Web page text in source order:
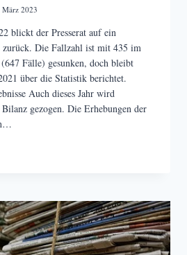
März 2023
blickt der Presserat auf ein
zurück. Die Fallzahl ist mit 435 im
Fälle) gesunken, doch bleibt
über die Statistik berichtet.
Auch dieses Jahr wird
gezogen. Die Erhebungen der